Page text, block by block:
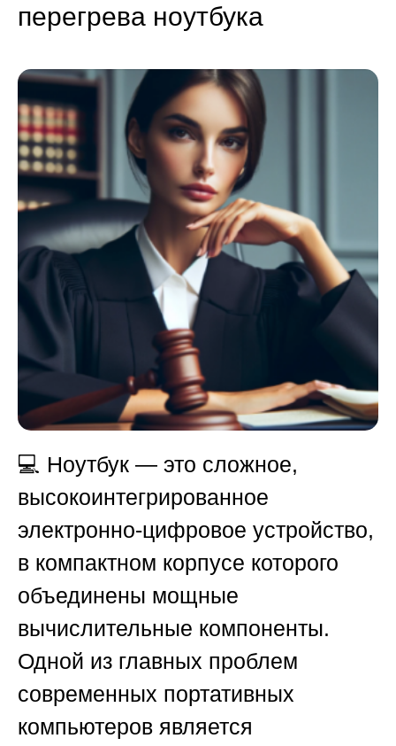
перегрева ноутбука
💻 Ноутбук — это сложное,
высокоинтегрированное
электронно-цифровое устройство,
в компактном корпусе которого
объединены мощные
вычислительные компоненты.
Одной из главных проблем
современных портативных
компьютеров является